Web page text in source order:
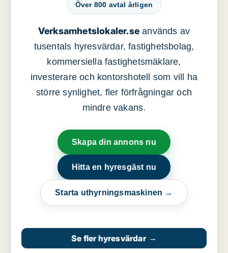
Över 800 avtal årligen
Verksamhetslokaler.se används av
tusentals hyresvärdar, fastighetsbolag,
kommersiella fastighetsmäklare,
investerare och kontorshotell som vill ha
större synlighet, fler förfrågningar och
mindre vakans.
Skapa din annons nu
Hitta en hyresgäst nu
Starta uthyrningsmaskinen →
Se fler hyresvärdar →